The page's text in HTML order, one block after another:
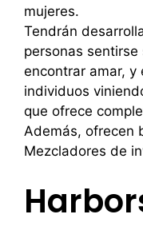
mujeres.
Tendrán
personas
encontrar amar, y
individuos
que ofrece
Además, ofrecen
Mezcladores de